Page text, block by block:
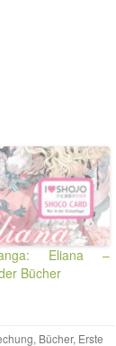
Eliana –
Bücher
, Bücher, Erste